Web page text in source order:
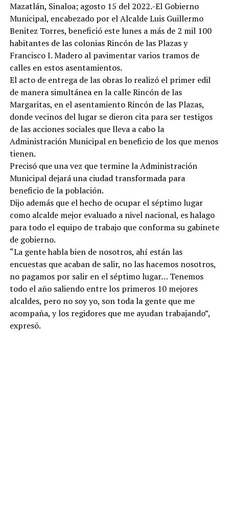
Mazatlán, Sinaloa; agosto 15 del 2022.-El Gobierno
Municipal, encabezado por el Alcalde Luis Guillermo
Benitez Torres, benefició este lunes a más de 2 mil 100
habitantes de las colonias Rincón de las Plazas y
Francisco I. Madero al pavimentar varios tramos de
calles en estos asentamientos.
El acto de entrega de las obras lo realizó el primer edil
de manera simultánea en la calle Rincón de las
Margaritas, en el asentamiento Rincón de las Plazas,
donde vecinos del lugar se dieron cita para ser testigos
de las acciones sociales que lleva a cabo la
Administración Municipal en beneficio de los que menos
tienen.
Precisó que una vez que termine la Administración
Municipal dejará una ciudad transformada para
beneficio de la población.
Dijo además que el hecho de ocupar el séptimo lugar
como alcalde mejor evaluado a nivel nacional, es halago
para todo el equipo de trabajo que conforma su gabinete
de gobierno.
“La gente habla bien de nosotros, ahí están las
encuestas que acaban de salir, no las hacemos nosotros,
no pagamos por salir en el séptimo lugar… Tenemos
todo el año saliendo entre los primeros 10 mejores
alcaldes, pero no soy yo, son toda la gente que me
acompaña, y los regidores que me ayudan trabajando”,
expresó.